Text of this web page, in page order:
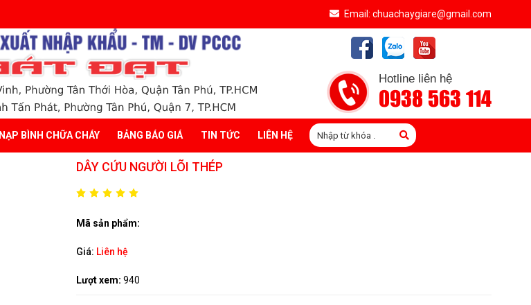
Email: chuachaygiare@gmail.com
Hotline liên hệ
0938 563 114
NẠP BÌNH CHỮA CHÁY BẢNG BÁO GIÁ TIN TỨC LIÊN HỆ
DÂY CỨU NGƯỜI LÕI THÉP
Mã sản phẩm:
Giá: Liên hệ
Lượt xem: 940